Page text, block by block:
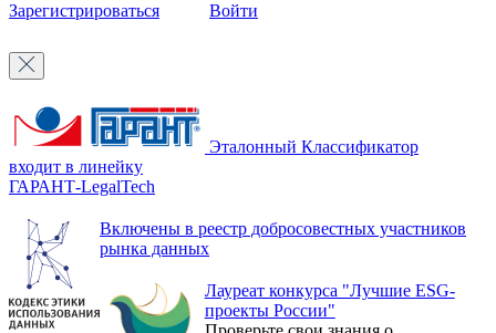
Зарегистрироваться Войти
Эталонный Классификатор
входит в линейку
ГАРАНТ-LegalTech
Включены в реестр добросовестных участников
рынка данных
Лауреат конкурса "Лучшие ESG-
проекты России"